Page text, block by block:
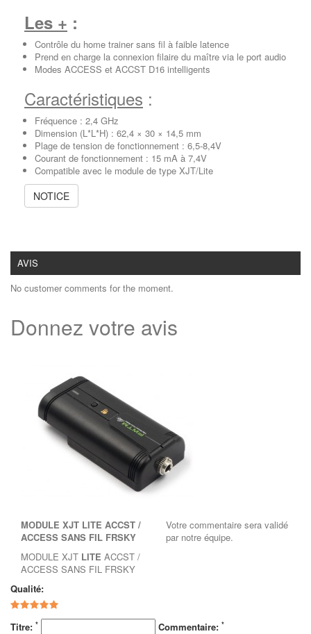
Les + :
Contrôle du home trainer sans fil à faible latence
Prend en charge la connexion filaire du maître via le port audio
Modes ACCESS et ACCST D16 intelligents
Caractéristiques :
Fréquence : 2,4 GHz
Dimension (L*L*H) : 62,4 × 30 × 14,5 mm
Plage de tension de fonctionnement : 6,5-8,4V
Courant de fonctionnement : 15 mA à 7,4V
Compatible avec le module de type XJT/Lite
NOTICE
AVIS
No customer comments for the moment.
Donnez votre avis
MODULE XJT LITE ACCST /
ACCESS SANS FIL FRSKY
MODULE XJT LITE ACCST /
ACCESS SANS FIL FRSKY
Votre commentaire sera validé
par notre équipe.
Qualité:
Titre: * Commentaire: *